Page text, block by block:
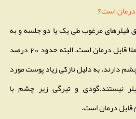
است؟
فیلرهای مرغوب طی یک یا دو جلسه و به
فاصله دو یا سه هفته کاملا قابل درمان است. البته حدود 20 درصد
دارند، به دلیل نازکی زیاد پوست مورد
نیستند.گودی و تیرگی زیر چشم با
درمان است.